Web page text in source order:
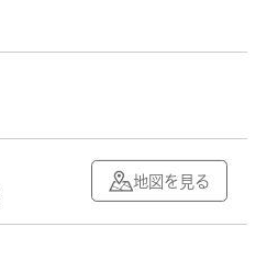
地図を見る